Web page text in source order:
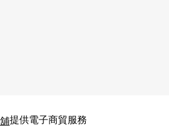
提供電子商貿服務